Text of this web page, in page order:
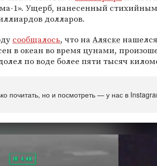
1». Ущерб, нанесенный
долларов.
сообщалось, что наАляске
в океан во время цунами,
по воде более пяти тысяч
почитать, но и посмотреть — у нас в